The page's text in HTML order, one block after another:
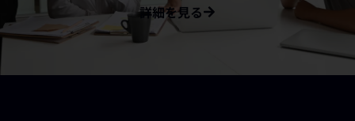
詳細を見る